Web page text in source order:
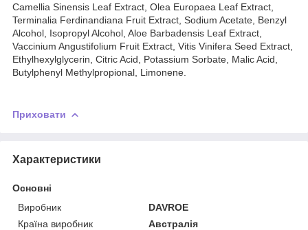
Camellia Sinensis Leaf Extract, Olea Europaea Leaf Extract,
Terminalia Ferdinandiana Fruit Extract, Sodium Acetate, Benzyl
Alcohol, Isopropyl Alcohol, Aloe Barbadensis Leaf Extract,
Vaccinium Angustifolium Fruit Extract, Vitis Vinifera Seed Extract,
Ethylhexylglycerin, Citric Acid, Potassium Sorbate, Malic Acid,
Butylphenyl Methylpropional, Limonene.
Приховати
Характеристики
Основні
Виробник
DAVROE
Країна виробник
Австралія